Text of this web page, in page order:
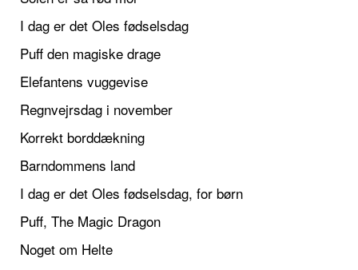
I dag er det Oles fødselsdag
Puff den magiske drage
Elefantens vuggevise
Regnvejrsdag i november
Korrekt borddækning
Barndommens land
I dag er det Oles fødselsdag, for børn
Puff, The Magic Dragon
Noget om Helte